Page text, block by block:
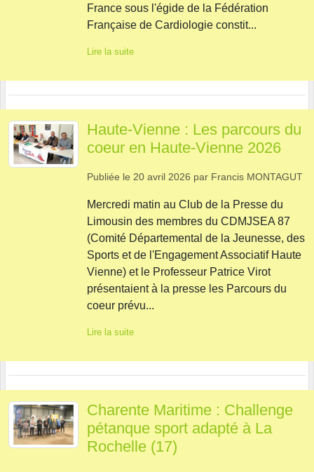
France sous l'égide de la Fédération
Française de Cardiologie constit...
Lire la suite
Haute-Vienne : Les parcours du
coeur en Haute-Vienne 2026
Publiée le 20 avril 2026 par Francis MONTAGUT
Mercredi matin au Club de la Presse du
Limousin des membres du CDMJSEA 87
(Comité Départemental de la Jeunesse, des
Sports et de l'Engagement Associatif Haute
Vienne) et le Professeur Patrice Virot
présentaient à la presse les Parcours du
coeur prévu...
Lire la suite
Charente Maritime : Challenge
pétanque sport adapté à La
Rochelle (17)